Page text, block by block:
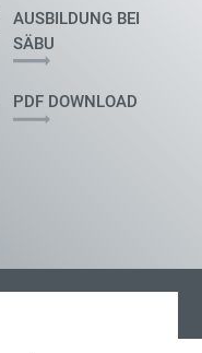
AUSBILDUNG BEI
SÄBU
PDF DOWNLOAD